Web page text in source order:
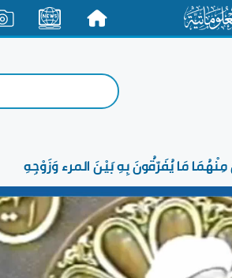
مَا يُفَرّقُونَ بِهِ بَيْنَ المرء وَزَوْجِهِ